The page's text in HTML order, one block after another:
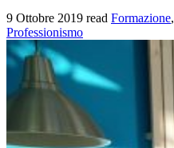
9 Ottobre 2019 read Formazione,
Professionismo